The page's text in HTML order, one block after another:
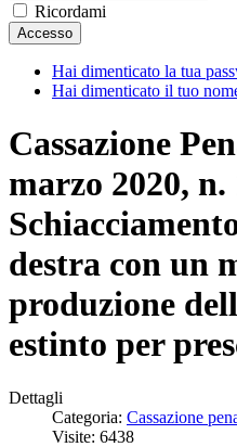
Ricordami
Accesso
Hai dimenticato la tua
Hai dimenticato il tuo
Cassazione
marzo 2020, n.
destra con un
produzione
estinto per
Dettagli
Categoria: Cassazione
Visite: 6438